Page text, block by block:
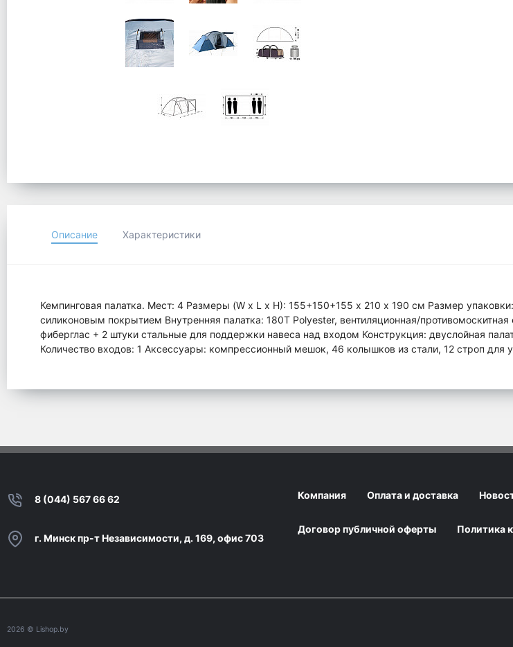
Описание Характеристики
Кемпинговая палатка. Мест: 4 Размеры (W x L x H): 155+150+155 х 210 х 190 см Размер
силиконовым покрытием Внутренняя палатка: 180Т Polyester, вентиляционная/
фиберглас + 2 штуки стальные для поддержки навеса над входом Конструкция: двуслойная
Количество входов: 1 Аксессуары: компрессионный мешок, 46 колышков из стали, 12 строп для
8 (044) 567 66 62
г. Минск пр-т Независимости, д. 169, офис 703
Компания Оплата и доставка
Договор публичной оферты Политика
2026 © Lishop.by